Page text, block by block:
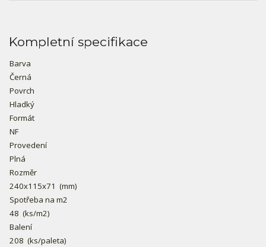
Kompletní specifikace
Barva
Černá
Povrch
Hladký
Formát
NF
Provedení
Plná
Rozměr
240x115x71 (mm)
Spotřeba na m2
48 (ks/m2)
Balení
208 (ks/paleta)